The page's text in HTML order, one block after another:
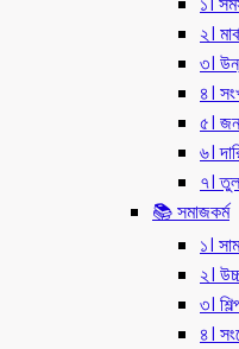
২।
৩।
৪।
৫।
৬।
৭।
📚 সমাজকর্ম
১।
২।
৩।
৪।